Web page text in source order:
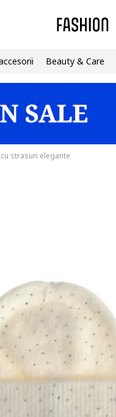
Beauty & Care
strasuri elegante